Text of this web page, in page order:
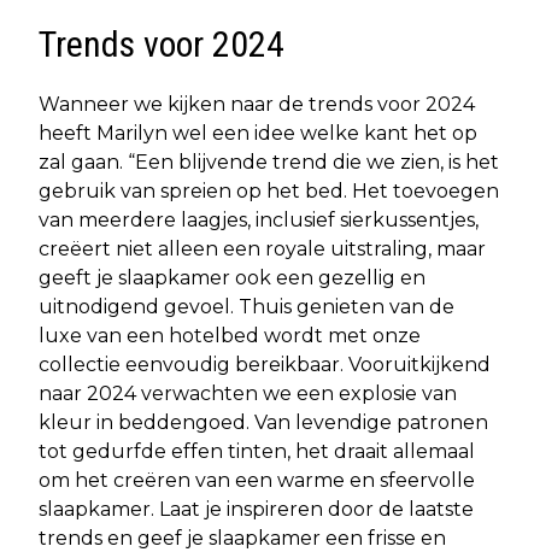
Trends voor 2024
Wanneer we kijken naar de trends voor 2024
heeft Marilyn wel een idee welke kant het op
zal gaan. “Een blijvende trend die we zien, is het
gebruik van spreien op het bed. Het toevoegen
van meerdere laagjes, inclusief sierkussentjes,
creëert niet alleen een royale uitstraling, maar
geeft je slaapkamer ook een gezellig en
uitnodigend gevoel. Thuis genieten van de
luxe van een hotelbed wordt met onze
collectie eenvoudig bereikbaar. Vooruitkijkend
naar 2024 verwachten we een explosie van
kleur in beddengoed. Van levendige patronen
tot gedurfde effen tinten, het draait allemaal
om het creëren van een warme en sfeervolle
slaapkamer. Laat je inspireren door de laatste
trends en geef je slaapkamer een frisse en